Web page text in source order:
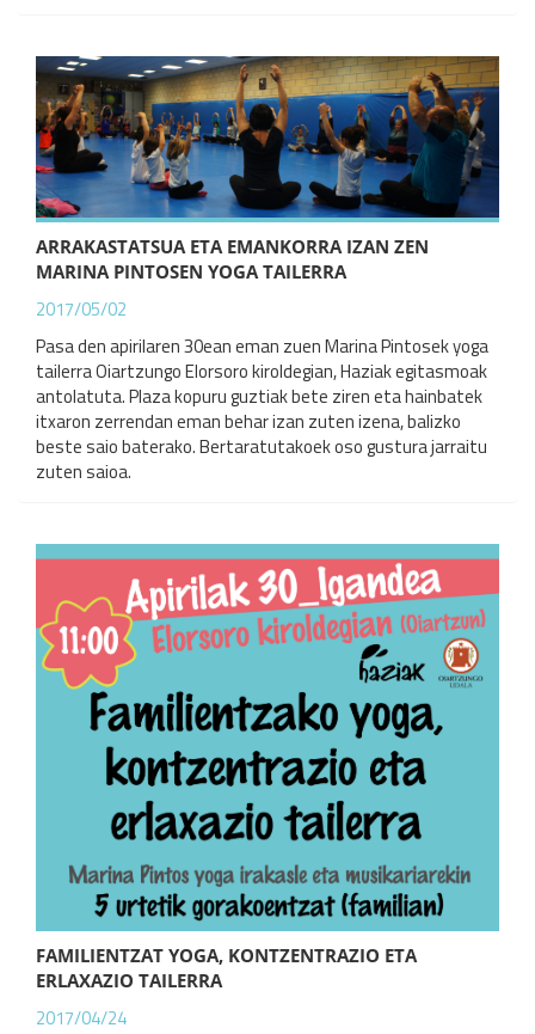
ARRAKASTATSUA ETA EMANKORRA IZAN ZEN
MARINA PINTOSEN YOGA TAILERRA
2017/05/02
Pasa den apirilaren 30ean eman zuen Marina Pintosek yoga
tailerra Oiartzungo Elorsoro kiroldegian, Haziak egitasmoak
antolatuta. Plaza kopuru guztiak bete ziren eta hainbatek
itxaron zerrendan eman behar izan zuten izena, balizko
beste saio baterako. Bertaratutakoek oso gustura jarraitu
zuten saioa.
FAMILIENTZAT YOGA, KONTZENTRAZIO ETA
ERLAXAZIO TAILERRA
2017/04/24